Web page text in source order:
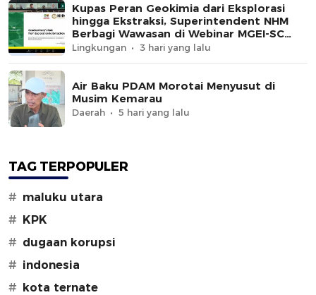
Kupas Peran Geokimia dari Eksplorasi
hingga Ekstraksi, Superintendent NHM
Berbagi Wawasan di Webinar MGEI-SC
UNG
Lingkungan 3 hari yang lalu
Air Baku PDAM Morotai Menyusut di
Musim Kemarau
Daerah 5 hari yang lalu
TAG TERPOPULER
# maluku utara
# KPK
# dugaan korupsi
# indonesia
# kota ternate